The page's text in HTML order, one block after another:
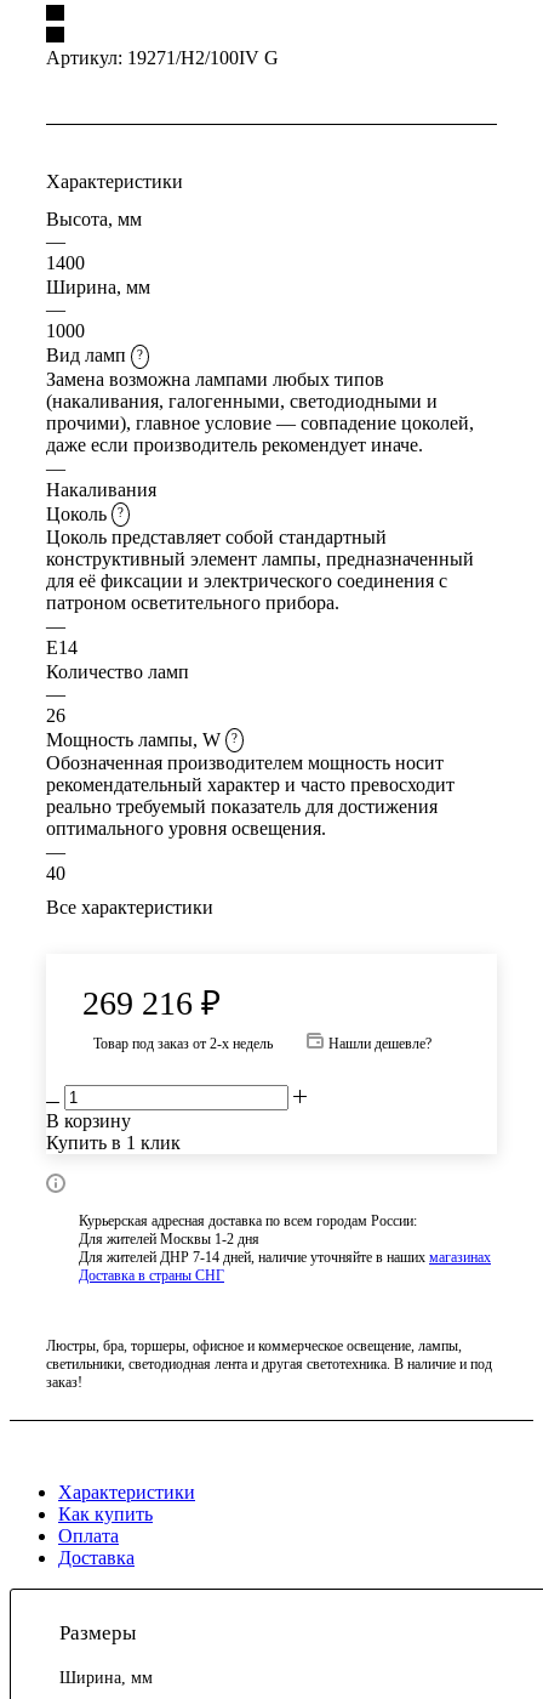
Артикул: 19271/H2/100IV G
Характеристики
Высота, мм
—
1400
Ширина, мм
—
1000
Вид ламп
?
Замена возможна лампами любых типов
(накаливания, галогенными, светодиодными и
прочими), главное условие — совпадение цоколей,
даже если производитель рекомендует иначе.
—
Накаливания
Цоколь
?
Цоколь представляет собой стандартный
конструктивный элемент лампы, предназначенный
для её фиксации и электрического соединения с
патроном осветительного прибора.
—
E14
Количество ламп
—
26
Мощность лампы, W
?
Обозначенная производителем мощность носит
рекомендательный характер и часто превосходит
реально требуемый показатель для достижения
оптимального уровня освещения.
—
40
Все характеристики
269 216 ₽
Товар под заказ от 2-х недель Нашли дешевле?
В корзину
Купить в 1 клик
Курьерская адресная доставка по всем городам России:
Для жителей Москвы 1-2 дня
Для жителей ДНР 7-14 дней, наличие уточняйте в наших магазинах
Доставка в страны СНГ
Люстры, бра, торшеры, офисное и коммерческое освещение, лампы,
светильники, светодиодная лента и другая светотехника. В наличие и под
заказ!
Характеристики
Как купить
Оплата
Доставка
Размеры
Ширина, мм